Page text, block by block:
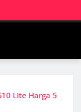
Lite Harga 5